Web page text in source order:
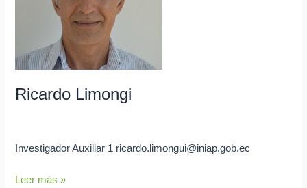
Ricardo Limongi
Investigador Auxiliar 1 ricardo.limongui@iniap.gob.ec
Leer más »